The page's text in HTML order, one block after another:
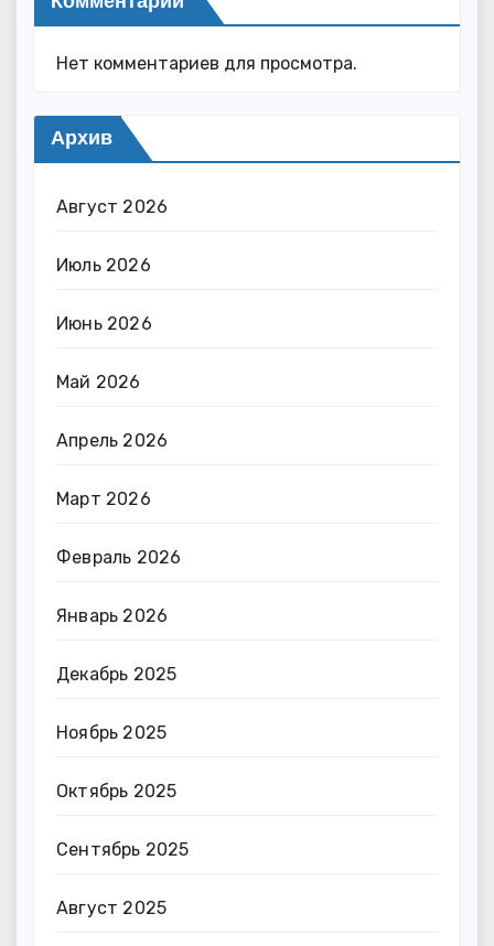
Нет комментариев для просмотра.
Архив
Август 2026
Июль 2026
Июнь 2026
Май 2026
Апрель 2026
Март 2026
Февраль 2026
Январь 2026
Декабрь 2025
Ноябрь 2025
Октябрь 2025
Сентябрь 2025
Август 2025